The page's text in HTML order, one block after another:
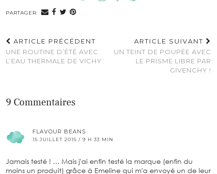
PARTAGER:
ARTICLE PRÉCÉDENT
UNE ROUTINE D’ÉTÉ AVEC
L’EAU THERMALE DE VICHY
ARTICLE SUIVANT
UN TEINT DE POUPÉE AVEC
LE PRISME LIBRE PAR
GIVENCHY !
9 Commentaires
FLAVOUR BEANS
15 JUILLET 2015 / 9 H 33 MIN
Jamais testé ! … Mais j'ai enfin testé la marque (enfin du
moins un produit) grâce à Emeline qui m'a envoyé un de leur